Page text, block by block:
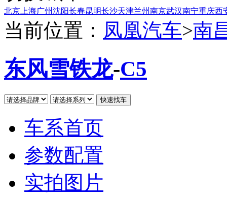
北京 上海广州沈阳长春昆明长沙天津兰州南京武汉南宁重庆西
当前位置： 凤凰汽车>南
东风雪铁龙-C5
车系首页
参数配置
实拍图片